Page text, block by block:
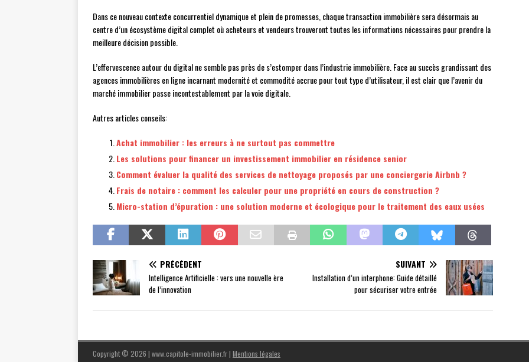
Dans ce nouveau contexte concurrentiel dynamique et plein de promesses, chaque transaction immobilière sera désormais au
centre d’un écosystème digital complet où acheteurs et vendeurs trouveront toutes les informations nécessaires pour prendre la
meilleure décision possible.
L’effervescence autour du digital ne semble pas près de s’estomper dans l’industrie immobilière. Face au succès grandissant des
agences immobilières en ligne incarnant modernité et commodité accrue pour tout type d’utilisateur, il est clair que l’avenir du
marché immobilier passe incontestablement par la voie digitale.
Autres articles conseils:
Achat immobilier : les erreurs à ne surtout pas commettre
Les solutions pour financer un investissement immobilier en résidence senior
Comment évaluer la qualité des services de nettoyage proposés par une conciergerie Airbnb ?
Frais de notaire : comment les calculer pour une propriété en cours de construction ?
Micro-station d’épuration : une solution moderne et écologique pour le traitement des eaux usées
PRÉCÉDENT
Intelligence Artificielle : vers une nouvelle ère
de l’innovation
SUIVANT
Installation d’un interphone: Guide détaillé
pour sécuriser votre entrée
Copyright © 2026 | www.capitole-immobilier.fr| Mentions légales